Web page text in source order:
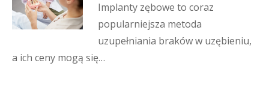
Implanty zębowe to coraz
popularniejsza metoda
uzupełniania braków w uzębieniu,
a ich ceny mogą się…